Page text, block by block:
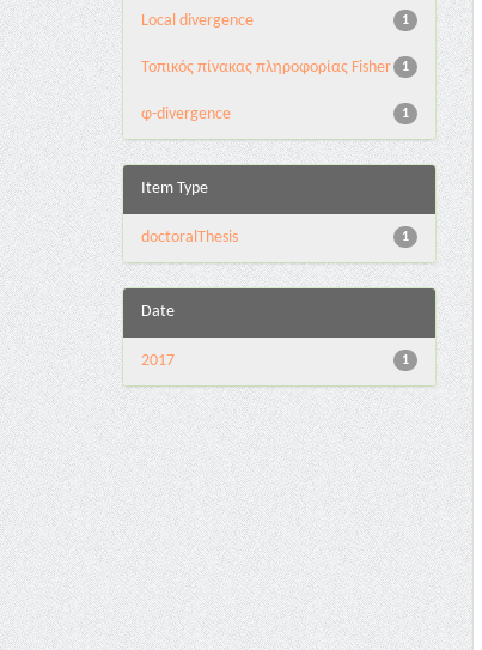
1
Local divergence
1
Τοπικός πίνακας πληροφορίας Fisher
1
φ-divergence
Item Type
1
doctoralThesis
Date
1
2017